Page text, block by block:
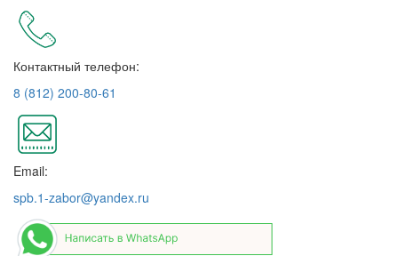
Контактный телефон:
8 (812) 200-80-61
Email:
spb.1-zabor@yandex.ru